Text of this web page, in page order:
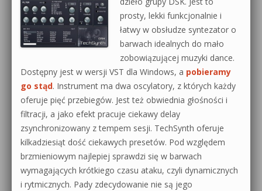
prosty, lekki funkcjonalnie i
łatwy w obsłudze syntezator o
barwach idealnych do mało
zobowiązującej muzyki dance.
Dostępny jest w wersji VST dla Windows, a pobieramy
go stąd. Instrument ma dwa oscylatory, z których każdy
oferuje pięć przebiegów. Jest też obwiednia głośności i
filtracji, a jako efekt pracuje ciekawy delay
zsynchronizowany z tempem sesji. TechSynth oferuje
kilkadziesiąt dość ciekawych presetów. Pod względem
brzmieniowym najlepiej sprawdzi się w barwach
wymagających krótkiego czasu ataku, czyli dynamicznych
i rytmicznych. Pady zdecydowanie nie są jego